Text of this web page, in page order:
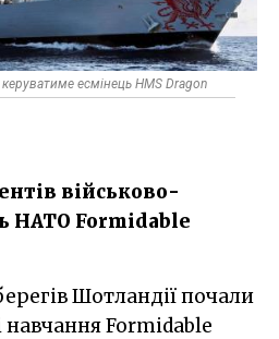
есмінець HMS Dragon
військово-
НАТО Formidable
навчання Formidable